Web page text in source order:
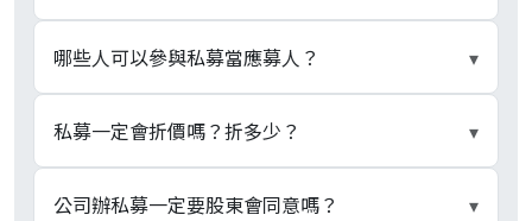
開募集、原股東按持股比例有優先認購權；私募只
賣給證交法 §43-6 的三類特定人，原股東原則上
效。
不行。依證交法 §43-8，私募有價證券原則上要自
交付日起滿三年才能自由轉讓；滿一年起、進入第
三年期間內，僅能依主管機關訂的限制轉讓給同資
哪些人可以參與私募當應募人？ ▾
依 §43-6 限三類：銀行、保險、證券等專業機
構；符合主管機關財力條件的自然人、法人或基
金；以及公司本身或關係企業的董事、監察人、經
私募一定會折價嗎？折多少？ ▾
法規未強制折價，但允許折讓。依「公開發行公司
公司辦私募一定要股東會同意嗎？ ▾